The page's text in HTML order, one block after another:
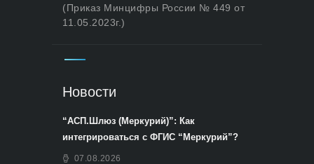
(Приказ Минцифры России № 449 от
11.05.2023г.)
Новости
“АСП.Шлюз (Меркурий)”: Как
интегрироваться с ФГИС “Меркурий”?
07.08.2026